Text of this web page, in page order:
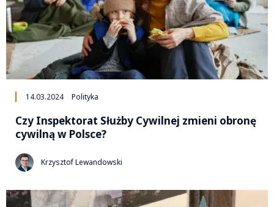
14.03.2024 Polityka
Czy Inspektorat Służby Cywilnej zmieni obronę
cywilną w Polsce?
Krzysztof Lewandowski